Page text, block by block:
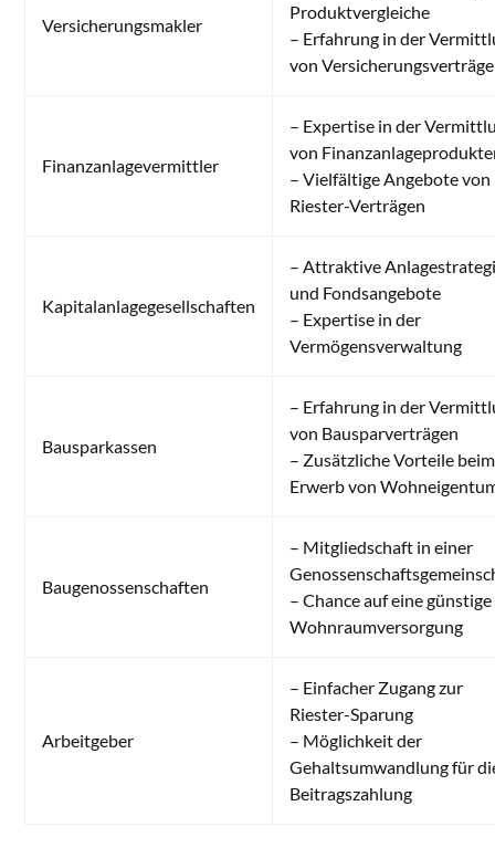
Versicherungsmakler
Produktvergleiche
– Erfahrung in der
von
Finanzanlagevermittler
– Expertise in der
von
– Vielfältige Angebote von
Riester-Verträgen
Kapitalanlagegesellschaften
– Attraktive
und Fondsangebote
– Expertise in der
Vermögensverwaltung
Bausparkassen
– Erfahrung in der
von Bausparverträgen
– Zusätzliche Vorteile beim
Erwerb von
Baugenossenschaften
– Mitgliedschaft in einer
– Chance auf eine günstige
Wohnraumversorgung
Arbeitgeber
– Einfacher Zugang zur
Riester-Sparung
– Möglichkeit der
Gehaltsumwandlung für
Beitragszahlung